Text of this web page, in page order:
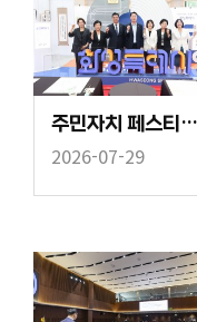
주민자치 페스티벌 작품전시회
2026-07-29